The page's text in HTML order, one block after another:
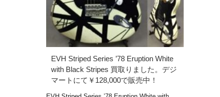
EVH Striped Series ’78 Eruption White
with Black Stripes 買取りました。デジ
マートにて￥128,000で販売中！